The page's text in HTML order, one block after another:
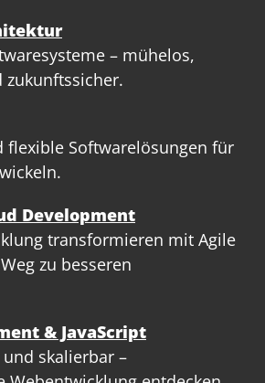
– mühelos,
zukunftssicher.
flexible Softwarelösungen für
Development
transformieren mit Agile
zu besseren
& JavaScript
skalierbar –